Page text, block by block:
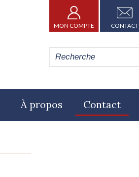
MON COMPTE CONTACT
À propos Contact